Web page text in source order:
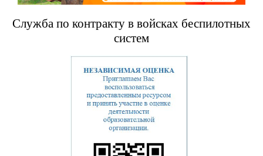
Служба по контракту в войсках беспилотных
систем